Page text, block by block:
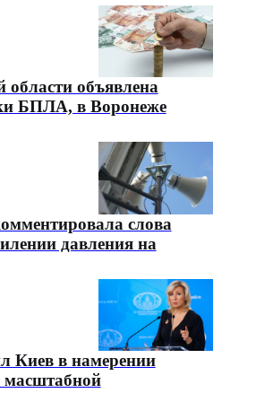
объявлена
БПЛА, в Воронеже
слова
давления на
Киев в намерении
масштабной